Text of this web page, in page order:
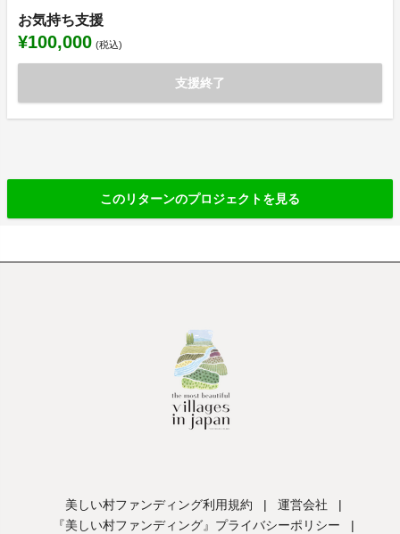
お気持ち支援
¥100,000 (税込)
支援終了
このリターンのプロジェクトを見る
美しい村ファンディング利用規約 | 運営会社
|
『美しい村ファンディング』プライバシーポリシー
|